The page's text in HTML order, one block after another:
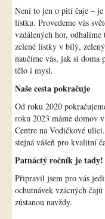
Není to jen o pití čaje –
lístku. Provedeme vás
vzdálených hor,
zelené lístky v bílý,
naučíme vás, jak si
tělo i mysl.
Naše cesta pokračuje
Od roku 2020
roku 2023 máme domov
Centre na Vodičkové
stejná vášeň pro kvalitní
Patnáctý ročník je tady!
Připravil jsem pro vás
ochutnávek vzácných
zůstanou navždy.